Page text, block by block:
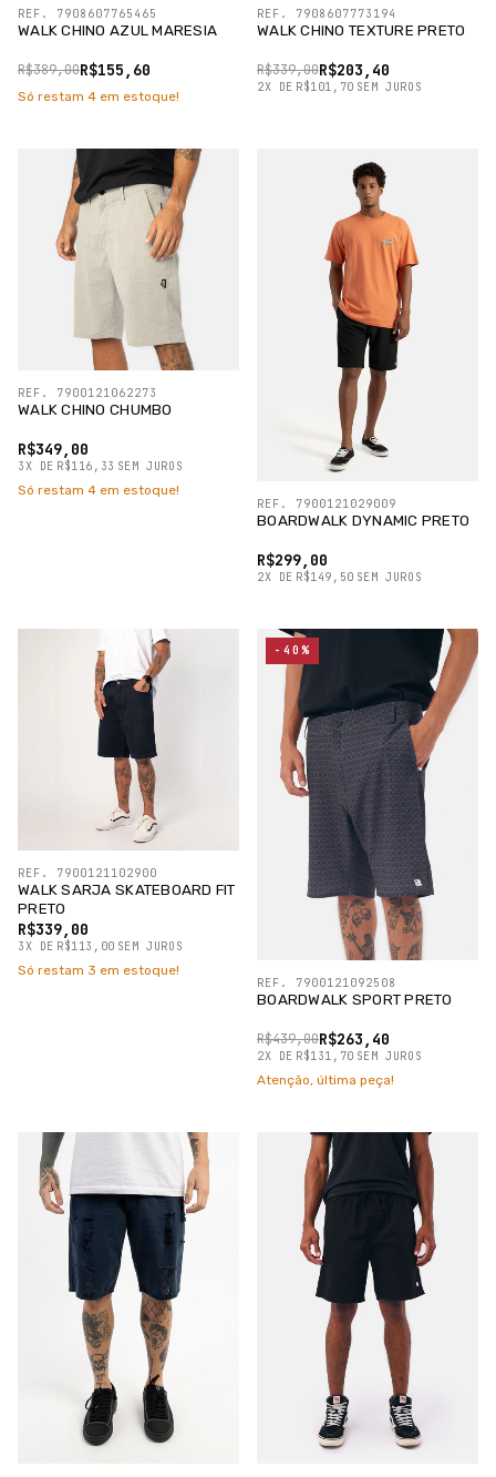
WALK CHINO AZUL MARESIA
R$155,60
R$389,00
REF. 7908607765465
Só restam 4 em estoque!
WALK CHINO TEXTURE PRETO
R$203,40
R$339,00
2X DE R$101,70 SEM JUROS
REF. 7908607773194
WALK CHINO CHUMBO
R$349,00
3X DE R$116,33 SEM JUROS
REF. 7900121062273
Só restam 4 em estoque!
BOARDWALK DYNAMIC PRETO
R$299,00
2X DE R$149,50 SEM JUROS
REF. 7900121029009
WALK SARJA SKATEBOARD FIT
PRETO
R$339,00
3X DE R$113,00 SEM JUROS
REF. 7900121102900
Só restam 3 em estoque!
BOARDWALK SPORT PRETO
R$263,40
R$439,00
2X DE R$131,70 SEM JUROS
REF. 7900121092508
-40%
Atenção, última peça!